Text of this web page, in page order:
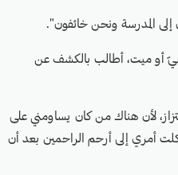
إلى المدرسة ونحن خائفون".
أو ميت، أطالب بالكشف عن
لأن هناك من كان يساومني على
أمري إلى أرحم الراحمين بعد أن